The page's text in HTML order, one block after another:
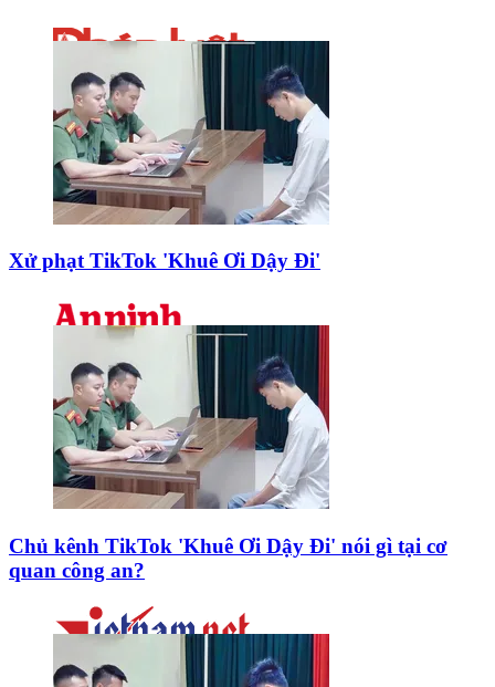
Xử phạt TikTok 'Khuê Ơi Dậy Đi'
Chủ kênh TikTok 'Khuê Ơi Dậy Đi' nói gì tại cơ
quan công an?